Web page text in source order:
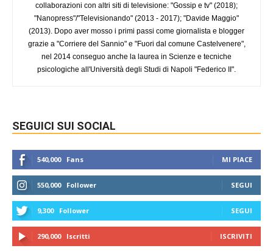
collaborazioni con altri siti di televisione: "Gossip e tv" (2018);
"Nanopress"/"Televisionando" (2013 - 2017); "Davide Maggio"
(2013). Dopo aver mosso i primi passi come giornalista e blogger
grazie a "Corriere del Sannio" e "Fuori dal comune Castelvenere",
nel 2014 conseguo anche la laurea in Scienze e tecniche
psicologiche all'Università degli Studi di Napoli "Federico II".
SEGUICI SUI SOCIAL
540,000 Fans MI PIACE
550,000 Follower SEGUI
9,300 Follower SEGUI
290,000 Iscritti ISCRIVITI